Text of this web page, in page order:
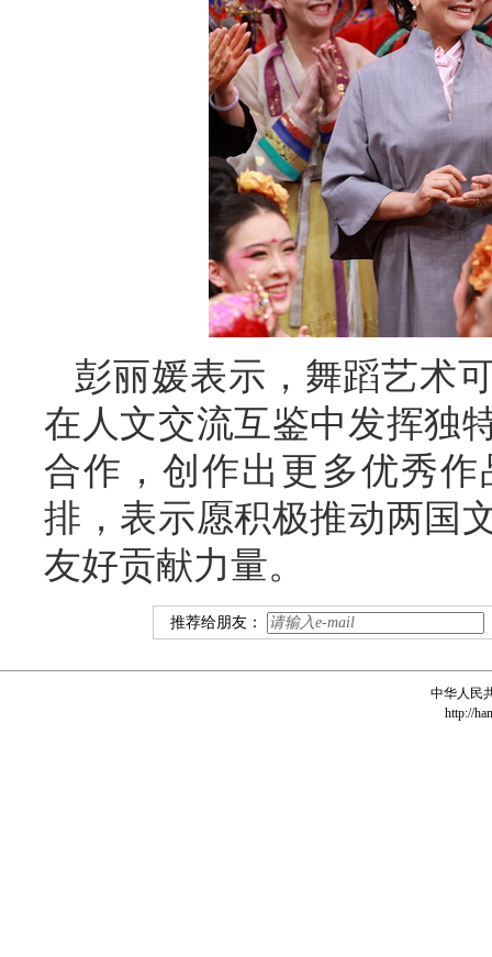
彭丽媛表示，舞蹈艺术
在人文交流互鉴中发挥独
合作，创作出更多优秀
排，表示愿积极推动两国
友好贡献力量。
推荐给朋友：
中华人民
http://